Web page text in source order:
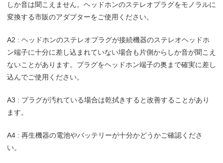
しか音は聞こえません。ヘッドホンのステレオプラグをモノラルに
変換する市販のアダプターをご使用ください。
A2 : ヘッドホンのステレオプラグが接続機器のステレオヘッドホ
ン端子に十分に差し込まれていない場合も片側からしか音が聞こえ
ないことがあります。プラグをヘッドホン端子の奥まで確実に差し
込んでご使用ください。
A3 : プラグが汚れている場合は乾拭きすると改善することがあり
ます。
A4 : 再生機器の電池やバッテリーが十分かどうかご確認くださ
い。